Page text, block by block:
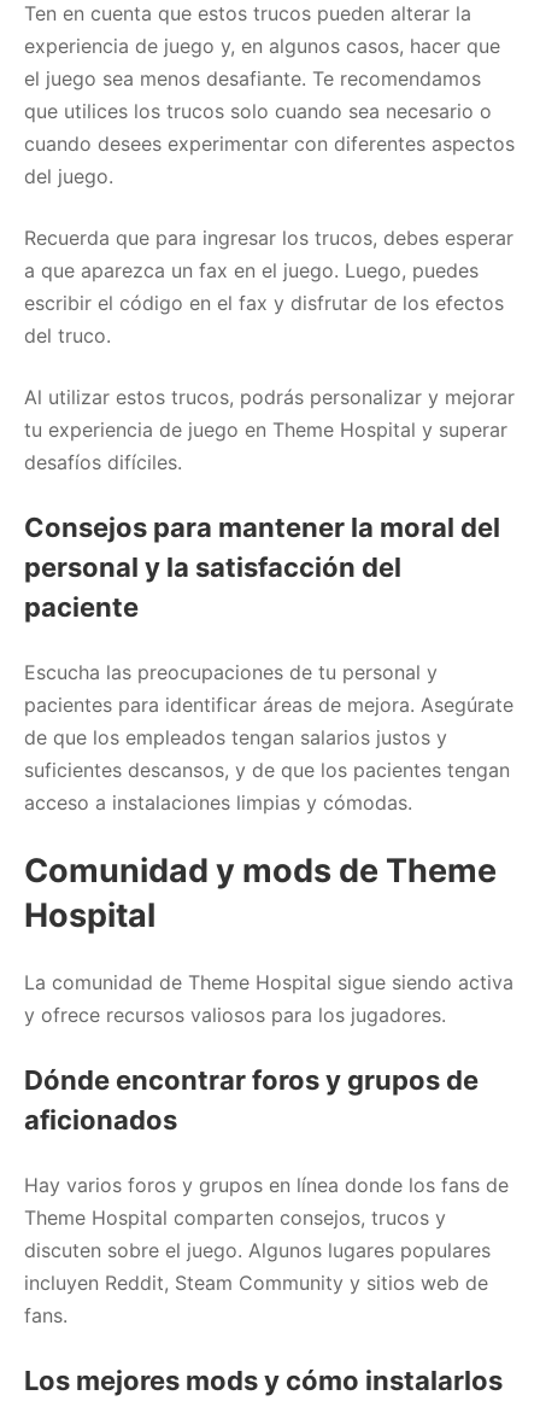
Ten en cuenta que estos trucos pueden alterar la
experiencia de juego y, en algunos casos, hacer que
el juego sea menos desafiante. Te recomendamos
que utilices los trucos solo cuando sea necesario o
cuando desees experimentar con diferentes aspectos
del juego.
Recuerda que para ingresar los trucos, debes esperar
a que aparezca un fax en el juego. Luego, puedes
escribir el código en el fax y disfrutar de los efectos
del truco.
Al utilizar estos trucos, podrás personalizar y mejorar
tu experiencia de juego en Theme Hospital y superar
desafíos difíciles.
Consejos para mantener la moral del
personal y la satisfacción del
paciente
Escucha las preocupaciones de tu personal y
pacientes para identificar áreas de mejora. Asegúrate
de que los empleados tengan salarios justos y
suficientes descansos, y de que los pacientes tengan
acceso a instalaciones limpias y cómodas.
Comunidad y mods de Theme
Hospital
La comunidad de Theme Hospital sigue siendo activa
y ofrece recursos valiosos para los jugadores.
Dónde encontrar foros y grupos de
aficionados
Hay varios foros y grupos en línea donde los fans de
Theme Hospital comparten consejos, trucos y
discuten sobre el juego. Algunos lugares populares
incluyen Reddit, Steam Community y sitios web de
fans.
Los mejores mods y cómo instalarlos